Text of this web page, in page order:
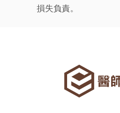
損失負責。